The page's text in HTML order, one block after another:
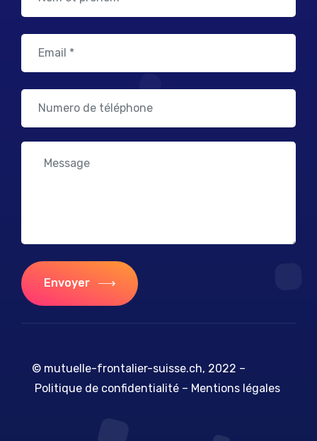
Envoyer
© mutuelle-frontalier-suisse.ch, 2022 –
Politique de confidentialité – Mentions légales